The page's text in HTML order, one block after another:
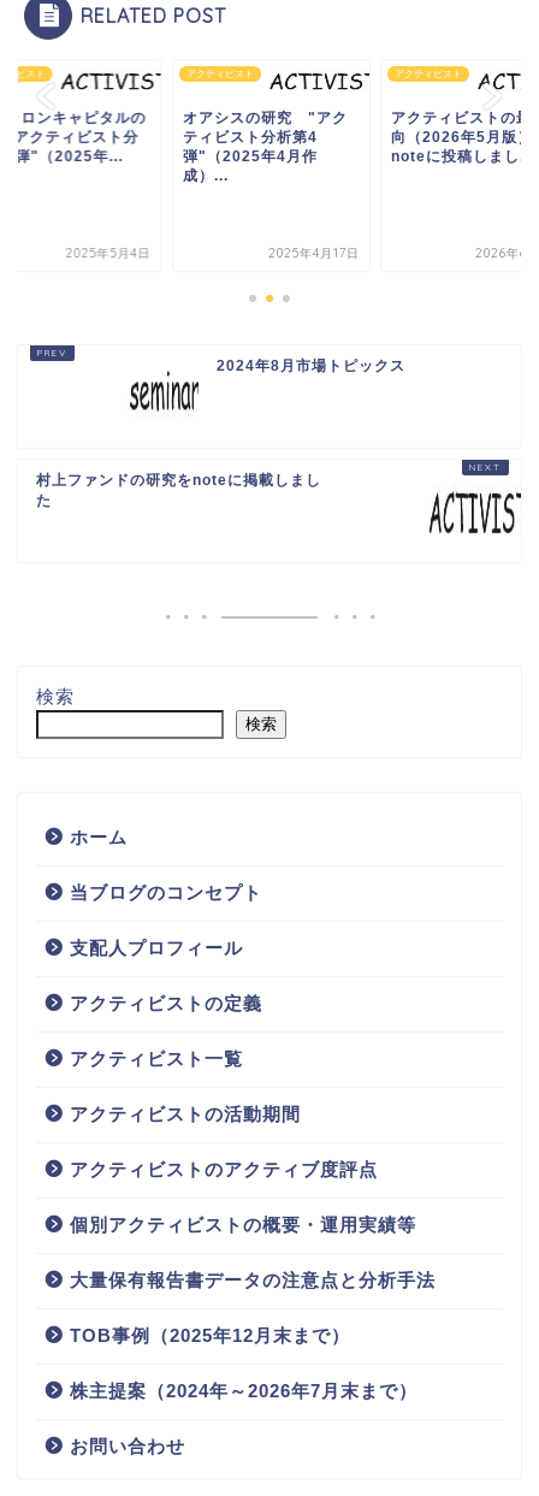
RELATED POST
ィビスト
ラロンキャピタルの
"アクティビスト分
9弾"（2025年...
2025年5月4日
アクティビスト
オアシスの研究 "アク
ティビスト分析第4
弾"（2025年4月作
成）...
2025年4月17日
アクティビスト
アクティビストの最
向（2026年5月版）
noteに投稿しまし...
2026年6
2024年8月市場トピックス
村上ファンドの研究をnoteに掲載しまし
た
検索
検索
ホーム
当ブログのコンセプト
支配人プロフィール
アクティビストの定義
アクティビスト一覧
アクティビストの活動期間
アクティビストのアクティブ度評点
個別アクティビストの概要・運用実績等
大量保有報告書データの注意点と分析手法
TOB事例（2025年12月末まで）
株主提案（2024年～2026年7月末まで）
お問い合わせ